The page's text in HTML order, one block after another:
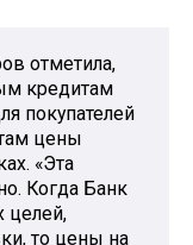
отметила,
кредитам
покупателей
цены
«Эта
Когда Банк
целей,
то цены на